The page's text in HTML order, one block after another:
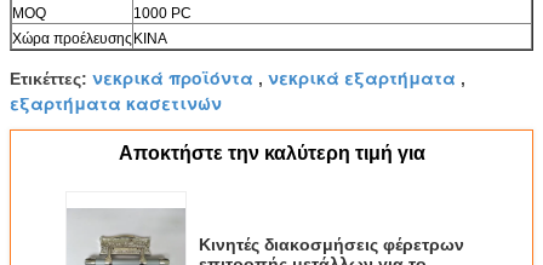
MOQ
1000 PC
Χώρα προέλευσης ΚΙΝΑ
Ετικέττες: νεκρικά προϊόντα , νεκρικά εξαρτήματα ,
εξαρτήματα κασετινών
Αποκτήστε την καλύτερη τιμή για
Κινητές διακοσμήσεις φέρετρων